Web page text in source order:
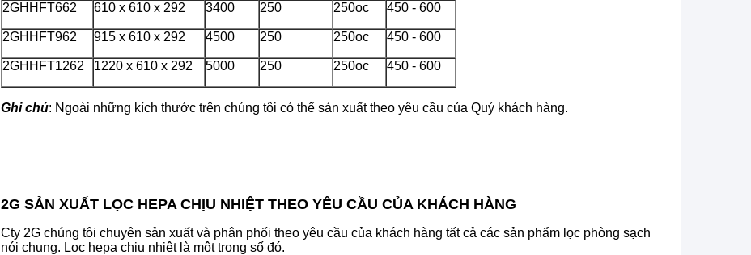
2GHHFT662 610 x 610 x 292 3400 250 250oc 450 - 600
2GHHFT962 915 x 610 x 292 4500 250 250oc 450 - 600
2GHHFT1262 1220 x 610 x 292 5000 250 250oc 450 - 600
Ghi chú: Ngoài những kích thước trên chúng tôi có thể sản xuất theo yêu cầu của Quý khách hàng.
2G SẢN XUẤT LỌC HEPA CHỊU NHIỆT THEO YÊU CẦU CỦA KHÁCH HÀNG
Cty 2G chúng tôi chuyên sản xuất và phân phối theo yêu cầu của khách hàng tất cả các sản phẩm lọc phòng sạch
nói chung. Lọc hepa chịu nhiệt là một trong số đó.